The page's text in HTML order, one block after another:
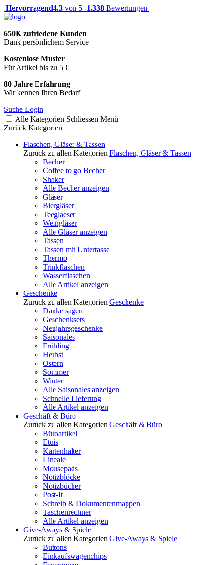
Hervorragend4.3 von 5 -1.338 Bewertungen
650K zufriedene Kunden
Dank persönlichem Service
Kostenlose Muster
Für Artikel bis zu 5 €
80 Jahre Erfahrung
Wir kennen Ihren Bedarf
Suche Login
Alle Kategorien Schliessen Menü
Zurück Kategorien
Flaschen, Gläser & Tassen
Zurück zu allen Kategorien Flaschen, Gläser & Tassen
Becher
Coffee to go Becher
Shaker
Alle Becher anzeigen
Gläser
Biergläser
Teeglaeser
Weingläser
Alle Gläser anzeigen
Tassen
Tassen mit Untertasse
Thermo
Trinkflaschen
Wasserflaschen
Alle Artikel anzeigen
Geschenke
Zurück zu allen Kategorien Geschenke
Danke sagen
Geschenksets
Neujahrsgeschenke
Saisonales
Frühling
Herbst
Ostern
Sommer
Winter
Alle Saisonales anzeigen
Schnelle Lieferung
Alle Artikel anzeigen
Geschäft & Büro
Zurück zu allen Kategorien Geschäft & Büro
Büroartikel
Etuis
Kartenhalter
Lineale
Mousepads
Notizblöcke
Notizbücher
Post-It
Schreib & Dokumentenmappen
Taschenrechner
Alle Artikel anzeigen
Give-Aways & Spiele
Zurück zu allen Kategorien Give-Aways & Spiele
Buttons
Einkaufswagenchips